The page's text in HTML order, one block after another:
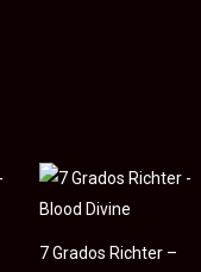
7 Grados Richter –